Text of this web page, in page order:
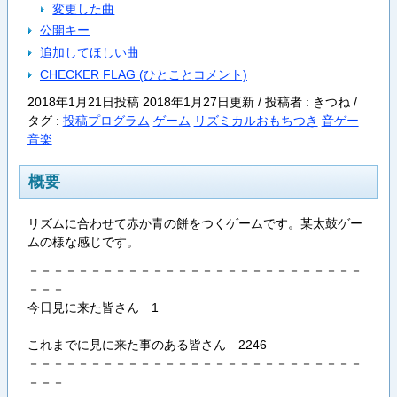
変更した曲
公開キー
追加してほしい曲
CHECKER FLAG (ひとことコメント)
2018年1月21日投稿 2018年1月27日更新 / 投稿者 : きつね /
タグ : 投稿プログラム ゲーム リズミカルおもちつき 音ゲー
音楽
概要
リズムに合わせて赤か青の餅をつくゲームです。某太鼓ゲー
ムの様な感じです。
－－－－－－－－－－－－－－－－－－－－－－－－－－－
－－－
今日見に来た皆さん 1
これまでに見に来た事のある皆さん 2246
－－－－－－－－－－－－－－－－－－－－－－－－－－－
－－－